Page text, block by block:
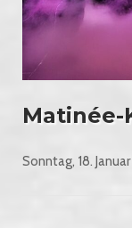
Matinée-
Sonntag, 18.